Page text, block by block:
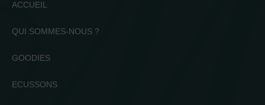
ACCUEIL
QUI SOMMES-NOUS ?
GOODIES
ECUSSONS